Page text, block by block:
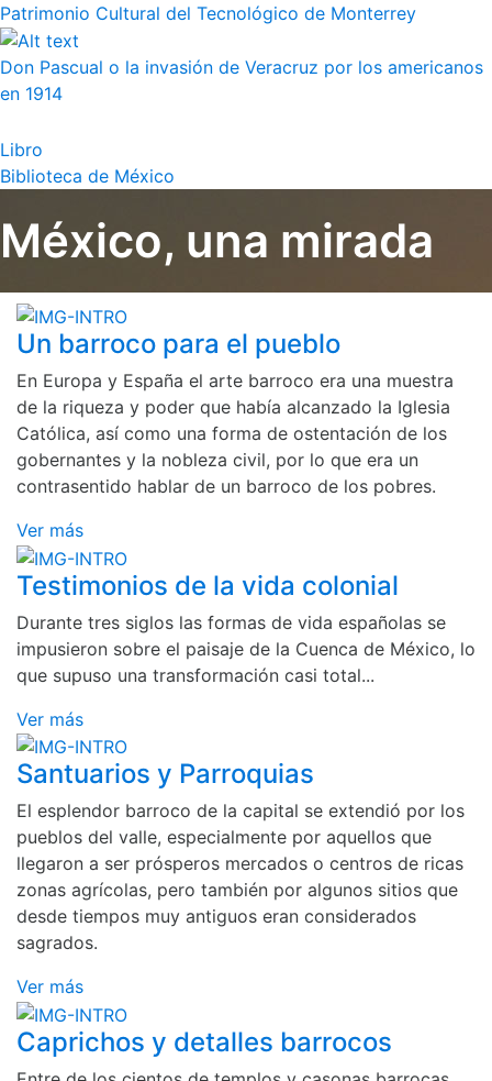
Patrimonio Cultural del Tecnológico de Monterrey
Don Pascual o la invasión de Veracruz por los americanos
en 1914
Libro
Biblioteca de México
México, una mirada
Un barroco para el pueblo
En Europa y España el arte barroco era una muestra
de la riqueza y poder que había alcanzado la Iglesia
Católica, así como una forma de ostentación de los
gobernantes y la nobleza civil, por lo que era un
contrasentido hablar de un barroco de los pobres.
Ver más
Testimonios de la vida colonial
Durante tres siglos las formas de vida españolas se
impusieron sobre el paisaje de la Cuenca de México, lo
que supuso una transformación casi total...
Ver más
Santuarios y Parroquias
El esplendor barroco de la capital se extendió por los
pueblos del valle, especialmente por aquellos que
llegaron a ser prósperos mercados o centros de ricas
zonas agrícolas, pero también por algunos sitios que
desde tiempos muy antiguos eran considerados
sagrados.
Ver más
Caprichos y detalles barrocos